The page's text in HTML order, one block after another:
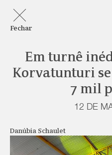
Fechar
Em turnê
Korvatunturi
7 mil
12 DE
Danúbia Schaulet